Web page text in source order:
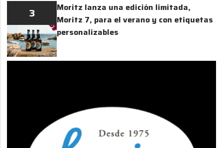
3
Moritz lanza una edición limitada,
Moritz 7, para el verano y con etiquetas
personalizables